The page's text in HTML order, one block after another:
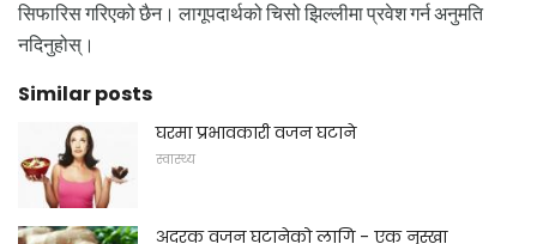
सिफारिस गरिएको छैन। लागूपदार्थको चिसो झिल्लीमा प्रवेश गर्न अनुमति
नदिनुहोस्।
Similar posts
घरमा प्रभावकारी वजन घटाने
स्वास्थ्य
अदरक वजन घटानेको लागि - एक नुस्खा